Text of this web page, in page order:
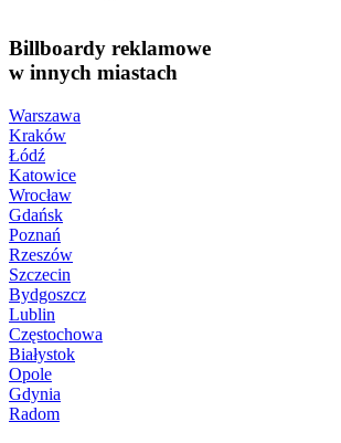
Billboardy reklamowe
w innych miastach
Warszawa
Kraków
Łódź
Katowice
Wrocław
Gdańsk
Poznań
Rzeszów
Szczecin
Bydgoszcz
Lublin
Częstochowa
Białystok
Opole
Gdynia
Radom